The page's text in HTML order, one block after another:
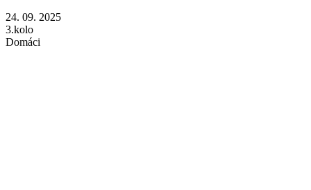
24. 09. 2025
3.kolo
Domáci